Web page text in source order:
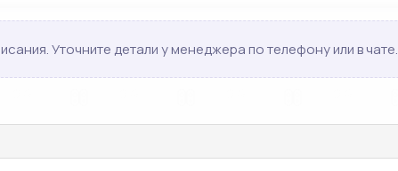
Уточните детали у менеджера по телефону или в чате.